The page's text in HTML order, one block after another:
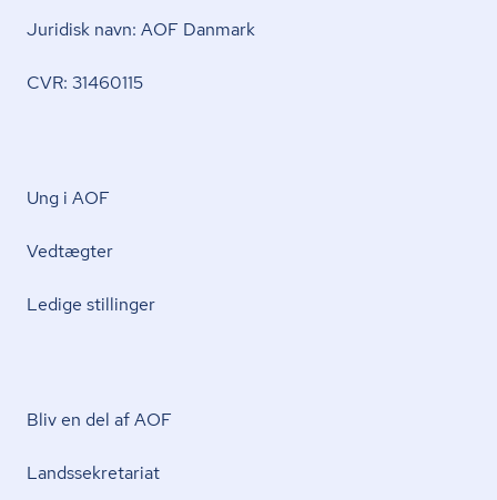
Juridisk navn: AOF Danmark
CVR: 31460115
Ung i AOF
Vedtægter
Ledige stillinger
Bliv en del af AOF
Lands­se­kre­ta­ri­at